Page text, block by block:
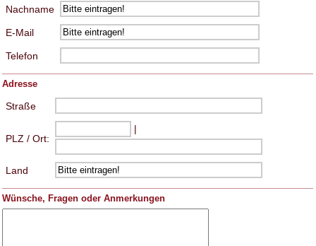
Nachname
E-Mail
Telefon
Adresse
Straße
PLZ / Ort:
|
Land
Wünsche, Fragen oder Anmerkungen